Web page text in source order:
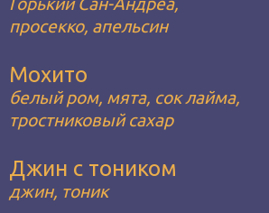
Горький Сан-Андреа,
просекко, апельсин
Мохито
белый ром, мята, сок лайма,
тростниковый сахар
Джин с тоником
джин, тоник